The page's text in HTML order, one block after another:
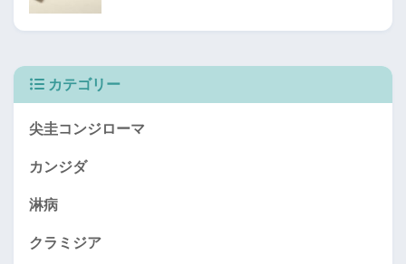
カテゴリー
尖圭コンジローマ
カンジダ
淋病
クラミジア